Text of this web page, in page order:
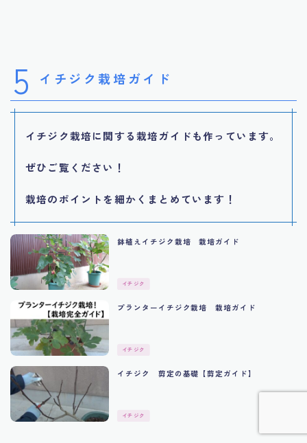
5 イチジク栽培ガイド
イチジク栽培に関する栽培ガイドも作っています。
ぜひご覧ください！
栽培のポイントを細かくまとめています！
鉢植えイチジク栽培 栽培ガイド
イチジク
プランターイチジク栽培 栽培ガイド
イチジク
イチジク 剪定の基礎【剪定ガイド】
イチジク